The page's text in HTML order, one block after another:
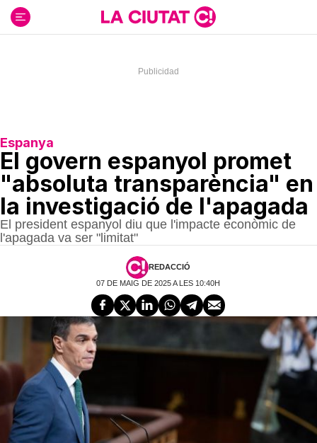
contenido
Espanya
El govern espanyol promet
"absoluta transparència" en
la investigació de l'apagada
El president espanyol diu que l'impacte econòmic de
l'apagada va ser "limitat"
REDACCIÓ
07 DE MAIG DE 2025 A LES 10:40H